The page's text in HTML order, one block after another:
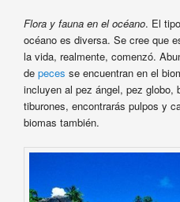
Flora y fauna en el océano. El
océano es diversa. Se cree que
la vida, realmente, comenzó.
de peces se encuentran en el
incluyen al pez ángel, pez globo,
tiburones, encontrarás pulpos y
biomas también.